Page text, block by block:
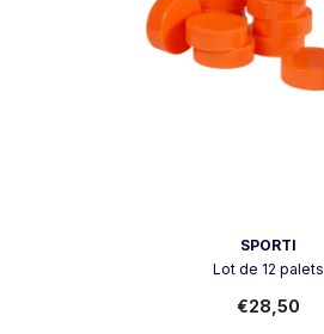
SPORTI
Lot de 12 palets
€28,50